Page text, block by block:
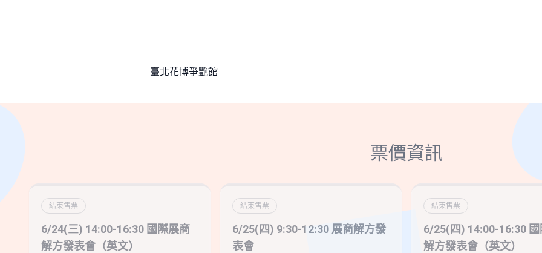
臺北花博爭艷館
票價資訊
結束售票
6/24(三) 14:00-16:30 國際展商
解方發表會（英文）
結束售票
6/25(四) 9:30-12:30 展商解方發
表會
結束售票
6/25(四) 14:00-16:30
解方發表會（英文）